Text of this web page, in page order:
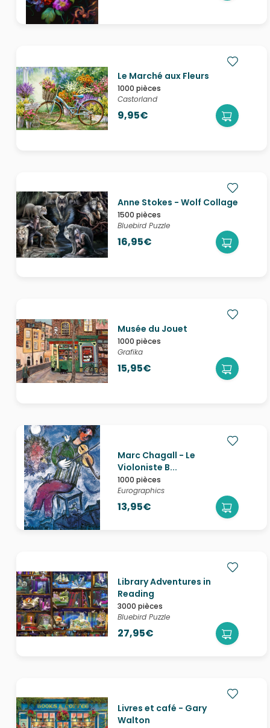
Le Marché aux Fleurs
1000 pièces
Castorland
9,95€
Anne Stokes - Wolf Collage
1500 pièces
Bluebird Puzzle
16,95€
Musée du Jouet
1000 pièces
Grafika
15,95€
Marc Chagall - Le
Violoniste B...
1000 pièces
Eurographics
13,95€
Library Adventures in
Reading
3000 pièces
Bluebird Puzzle
27,95€
Livres et café - Gary
Walton